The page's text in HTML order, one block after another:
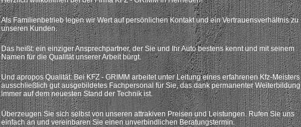
Als Familienbetrieb legen wir Wert auf persönlichen Kontakt und ein Vertrauensverhältnis zu
unseren Kunden.
Das heißt: ein einziger Ansprechpartner, der Sie und Ihr Auto bestens kennt und mit seinem
Namen für die Qualität unserer Arbeit bürgt.
Und apropos Qualität: Bei KFZ - GRIMM arbeitet unter Leitung eines erfahrenen Kfz-Meisters
ausschließlich gut ausgebildetes Fachpersonal für Sie, das dank permanenter Weiterbildung
immer auf dem neuesten Stand der Technik ist.
Überzeugen Sie sich selbst von unseren attrakiven Preisen und Leistungen. Rufen Sie uns
einfach an und vereinbaren Sie einen unverbindlichen Beratungstermin.